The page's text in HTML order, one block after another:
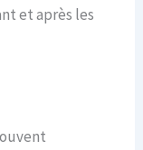
et après les